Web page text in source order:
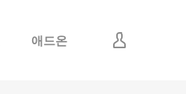
애드온